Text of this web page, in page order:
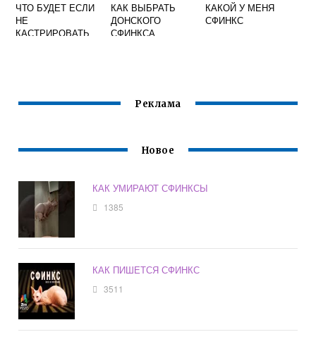
ЧТО БУДЕТ ЕСЛИ
НЕ
КАСТРИРОВАТЬ
КАК ВЫБРАТЬ
ДОНСКОГО
СФИНКСА
КАКОЙ У МЕНЯ
СФИНКС
Реклама
Новое
КАК УМИРАЮТ СФИНКСЫ
1385
КАК ПИШЕТСЯ СФИНКС
3511